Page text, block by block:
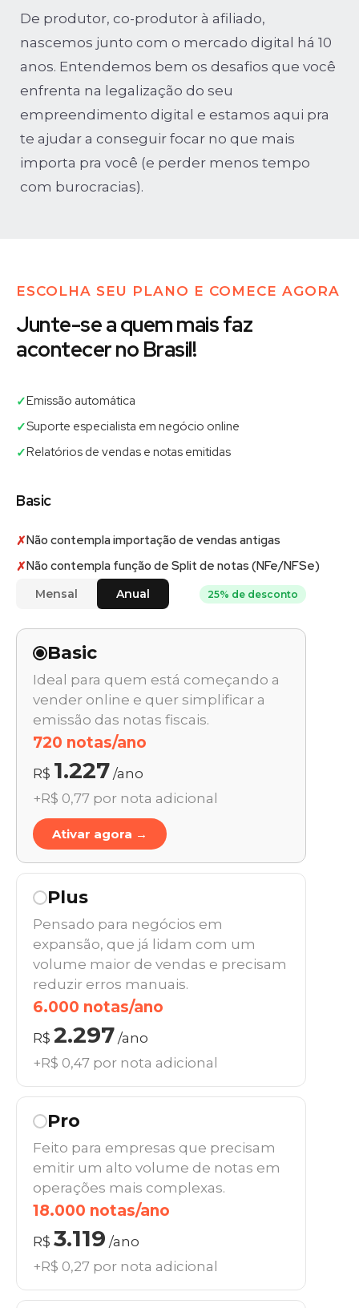
De produtor, co-produtor à afiliado,
nascemos junto com o mercado digital há 10
anos. Entendemos bem os desafios que você
enfrenta na legalização do seu
empreendimento digital e estamos aqui pra
te ajudar a conseguir focar no que mais
importa pra você (e perder menos tempo
com burocracias).
ESCOLHA SEU PLANO E COMECE AGORA
Junte-se a quem mais faz
acontecer no Brasil!
✓Emissão automática
✓Suporte especialista em negócio online
✓Relatórios de vendas e notas emitidas
Basic
✗Não contempla importação de vendas antigas
✗Não contempla função de Split de notas (NFe/NFSe)
Mensal Anual 25% de desconto
Basic
Ideal para quem está começando a
vender online e quer simplificar a
emissão das notas fiscais.
720 notas/ano
R$ 1.227 /ano
+R$ 0,77 por nota adicional
Ativar agora →
Plus
Pensado para negócios em
expansão, que já lidam com um
volume maior de vendas e precisam
reduzir erros manuais.
6.000 notas/ano
R$ 2.297 /ano
+R$ 0,47 por nota adicional
Pro
Feito para empresas que precisam
emitir um alto volume de notas em
operações mais complexas.
18.000 notas/ano
R$ 3.119 /ano
+R$ 0,27 por nota adicional